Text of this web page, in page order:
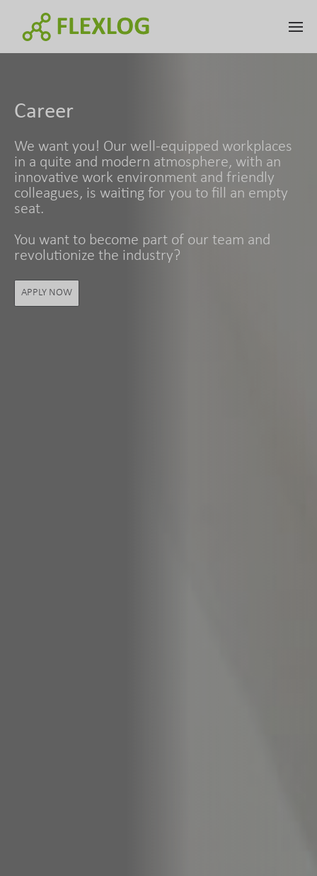
Career
We want you! Our well-equipped workplaces
in a quite and modern atmosphere, with an
innovative work environment and friendly
colleagues, is waiting for you to fill an empty
seat.
You want to become part of our team and
revolutionize the industry?
APPLY NOW